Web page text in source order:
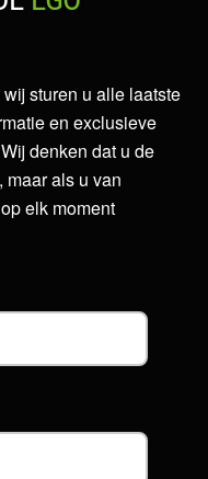
sturen u alle laatste
en exclusieve
denken dat u de
als u van
elk moment